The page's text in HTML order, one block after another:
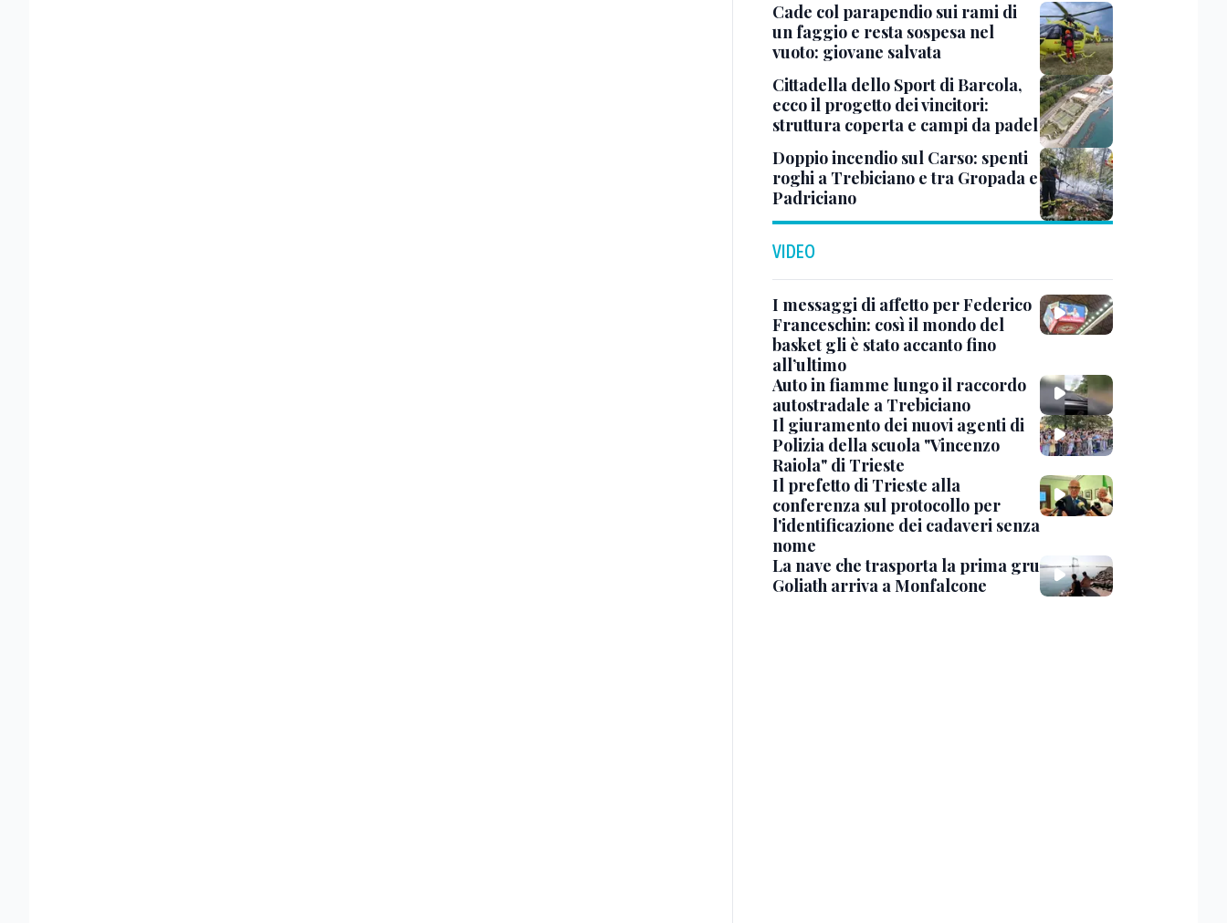
Cade col parapendio sui rami di
un faggio e resta sospesa nel
vuoto: giovane salvata
Cittadella dello Sport di Barcola,
ecco il progetto dei vincitori:
struttura coperta e campi da padel
Doppio incendio sul Carso: spenti
roghi a Trebiciano e tra Gropada e
Padriciano
VIDEO
I messaggi di affetto per Federico
Franceschin: così il mondo del
basket gli è stato accanto fino
all’ultimo
Auto in fiamme lungo il raccordo
autostradale a Trebiciano
Il giuramento dei nuovi agenti di
Polizia della scuola "Vincenzo
Raiola" di Trieste
Il prefetto di Trieste alla
conferenza sul protocollo per
l'identificazione dei cadaveri senza
nome
La nave che trasporta la prima gru
Goliath arriva a Monfalcone